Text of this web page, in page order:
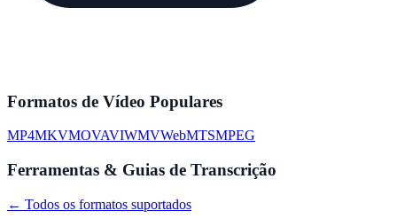
Formatos de Vídeo Populares
MP4MKVMOVAVIWMVWebMTSMPEG
Ferramentas & Guias de Transcrição
← Todos os formatos suportados